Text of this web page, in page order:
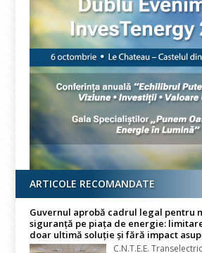
ARTICOLE RECOMANDATE
Guvernul aprobă cadrul legal pentru
siguranță pe piața de energie:
doar ultimă soluție și fără impact
C.N.T.E.E.